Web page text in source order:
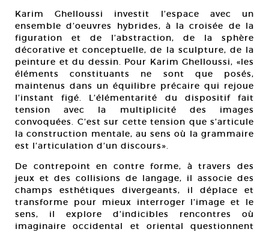
Karim Ghelloussi investit l’espace avec un
ensemble d’oeuvres hybrides, à la croisée de la
figuration et de l’abstraction, de la sphère
décorative et conceptuelle, de la sculpture, de la
peinture et du dessin. Pour Karim Ghelloussi, «les
éléments constituants ne sont que posés,
maintenus dans un équilibre précaire qui rejoue
l’instant figé. L’élémentarité du dispositif fait
tension avec la multiplicité des images
convoquées. C’est sur cette tension que s’articule
la construction mentale, au sens où la grammaire
est l’articulation d’un discours».
De contrepoint en contre forme, à travers des
jeux et des collisions de langage, il associe des
champs esthétiques divergeants, il déplace et
transforme pour mieux interroger l’image et le
sens, il explore d’indicibles rencontres où
imaginaire occidental et oriental questionnent